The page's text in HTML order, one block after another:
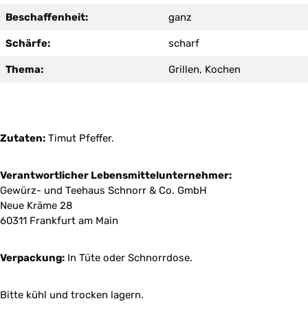
Beschaffenheit: ganz
Schärfe: scharf
Thema: Grillen, Kochen
Zutaten: Timut Pfeffer.
Verantwortlicher Lebensmittelunternehmer:
Gewürz- und Teehaus Schnorr & Co. GmbH
Neue Kräme 28
60311 Frankfurt am Main
Verpackung: In Tüte oder Schnorrdose.
Bitte kühl und trocken lagern.